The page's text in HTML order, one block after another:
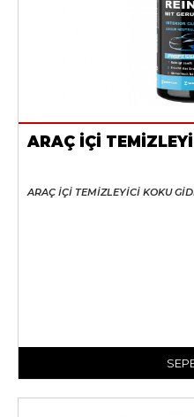
ARAÇ İÇİ
ARAÇ İÇİ TEMİZLEYİCİ KOKU